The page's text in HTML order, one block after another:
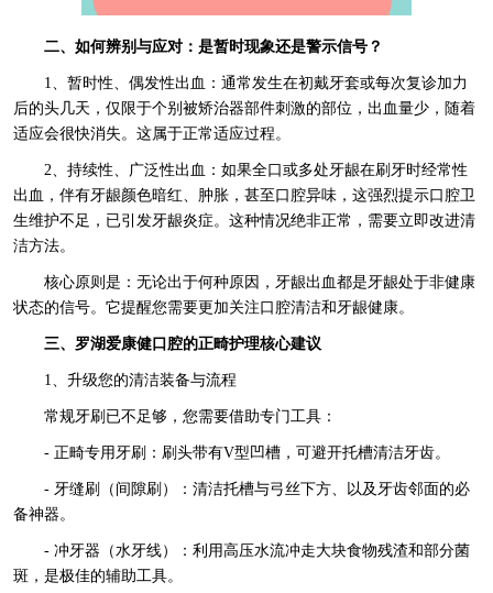
二、如何辨别与应对：是暂时现象还是警示信号？
1、暂时性、偶发性出血：通常发生在初戴牙套或每次复诊加力
后的头几天，仅限于个别被矫治器部件刺激的部位，出血量少，随着
适应会很快消失。这属于正常适应过程。
2、持续性、广泛性出血：如果全口或多处牙龈在刷牙时经常性
出血，伴有牙龈颜色暗红、肿胀，甚至口腔异味，这强烈提示口腔卫
生维护不足，已引发牙龈炎症。这种情况绝非正常，需要立即改进清
洁方法。
核心原则是：无论出于何种原因，牙龈出血都是牙龈处于非健康
状态的信号。它提醒您需要更加关注口腔清洁和牙龈健康。
三、罗湖爱康健口腔的正畸护理核心建议
1、升级您的清洁装备与流程
常规牙刷已不足够，您需要借助专门工具：
- 正畸专用牙刷：刷头带有V型凹槽，可避开托槽清洁牙齿。
- 牙缝刷（间隙刷）：清洁托槽与弓丝下方、以及牙齿邻面的必
备神器。
- 冲牙器（水牙线）：利用高压水流冲走大块食物残渣和部分菌
斑，是极佳的辅助工具。